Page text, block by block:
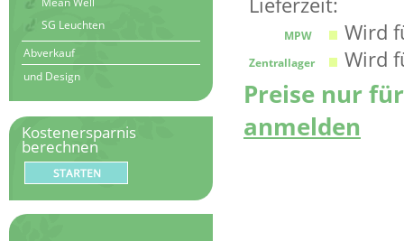
MPW Wird
Zentrallager Wird
Preise nur
anmelden
SG Leuchten
Abverkauf
und Design
Kostenersparnis
berechnen